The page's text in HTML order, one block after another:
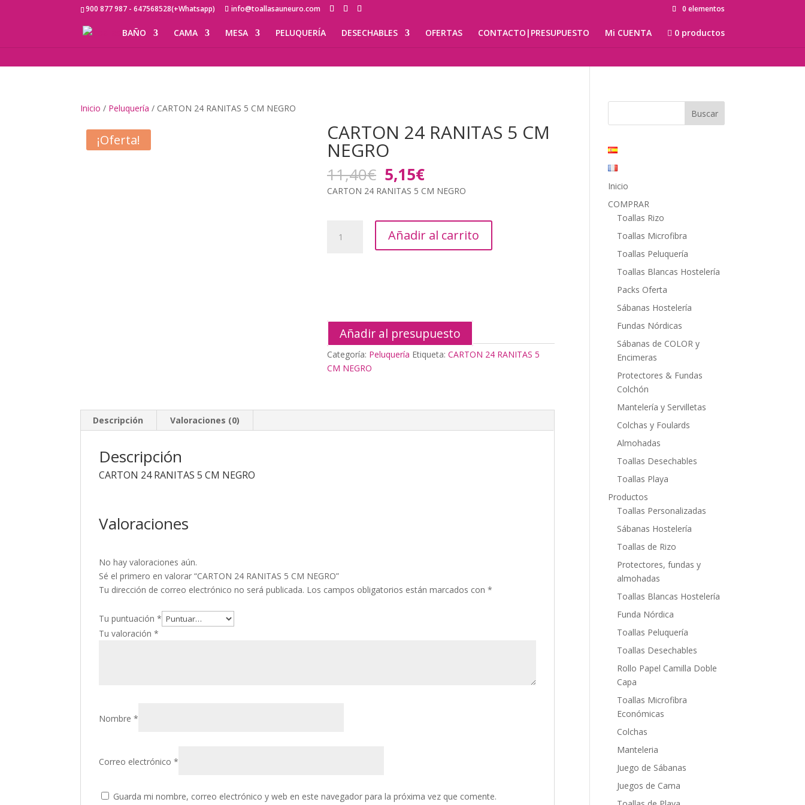
900 877 987 - 647568528(+Whatsapp) info@toallasauneuro.com 0 elementos
BAÑO CAMA MESA PELUQUERÍA DESECHABLES OFERTAS CONTACTO|PRESUPUESTO Mi CUENTA 0 productos
Inicio / Peluquería / CARTON 24 RANITAS 5 CM NEGRO
¡Oferta! CARTON 24 RANITAS 5 CM
NEGRO
11,40€ El
precio
original
era:
11,40€.
5,15€El
precio
actual
es:
5,15€.
CARTON 24 RANITAS 5 CM NEGRO
Añadir al carrito
Añadir al presupuesto
Categoría: Peluquería Etiqueta:CARTON 24 RANITAS 5
CM NEGRO
Descripción Valoraciones (0)
Descripción
CARTON 24 RANITAS 5 CM NEGRO
Valoraciones
No hay valoraciones aún.
Sé el primero en valorar “CARTON 24 RANITAS 5 CM NEGRO”
Tu dirección de correo electrónico no será publicada. Los campos obligatorios están marcados con*
Tu puntuación*
Tu valoración*
Nombre*
Correo electrónico*
Guarda mi nombre, correo electrónico y web en este navegador para la próxima vez que comente.
Inicio
COMPRAR
Toallas Rizo
Toallas Microfibra
Toallas Peluquería
Toallas Blancas Hostelería
Packs Oferta
Sábanas Hostelería
Fundas Nórdicas
Sábanas de COLOR y
Encimeras
Protectores & Fundas
Colchón
Mantelería y Servilletas
Colchas y Foulards
Almohadas
Toallas Desechables
Toallas Playa
Productos
Toallas Personalizadas
Sábanas Hostelería
Toallas de Rizo
Protectores, fundas y
almohadas
Toallas Blancas Hostelería
Funda Nórdica
Toallas Peluquería
Toallas Desechables
Rollo Papel Camilla Doble
Capa
Toallas Microfibra
Económicas
Colchas
Manteleria
Juego de Sábanas
Juegos de Cama